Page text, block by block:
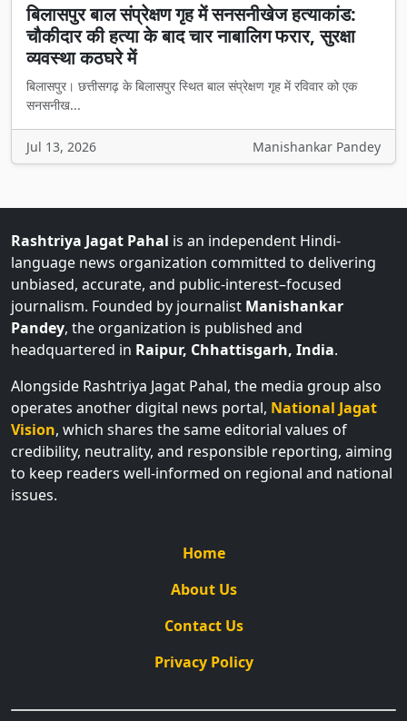
बिलासपुर बाल संप्रेक्षण गृह में सनसनीखेज हत्याकांड:
चौकीदार की हत्या के बाद चार नाबालिग फरार, सुरक्षा
व्यवस्था कठघरे में
बिलासपुर। छत्तीसगढ़ के बिलासपुर स्थित बाल संप्रेक्षण गृह में रविवार को एक
सनसनीख...
Jul 13, 2026 Manishankar Pandey
Rashtriya Jagat Pahal is an independent Hindi-
language news organization committed to delivering
unbiased, accurate, and public-interest–focused
journalism. Founded by journalist Manishankar
Pandey, the organization is published and
headquartered in Raipur, Chhattisgarh, India.
Alongside Rashtriya Jagat Pahal, the media group also
operates another digital news portal, National Jagat
Vision, which shares the same editorial values of
credibility, neutrality, and responsible reporting, aiming
to keep readers well-informed on regional and national
issues.
Home
About Us
Contact Us
Privacy Policy